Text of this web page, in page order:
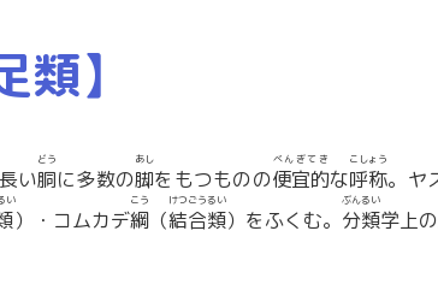
】
い胴
どう
に多数の脚
あし
をもつものの便宜的
べんぎてき
な呼称
こしょう
。ヤ
い
）・コムカデ綱
こう
（結合類
けつごうるい
）をふくむ。 分類
ぶんるい
学上